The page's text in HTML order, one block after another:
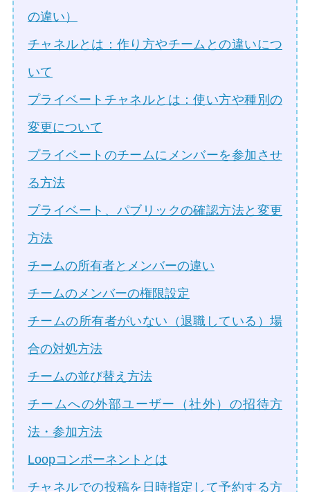
の違い）
チャネルとは：作り方やチームとの違いにつ
いて
プライベートチャネルとは：使い方や種別の
変更について
プライベートのチームにメンバーを参加させ
る方法
プライベート、パブリックの確認方法と変更
方法
チームの所有者とメンバーの違い
チームのメンバーの権限設定
チームの所有者がいない（退職している）場
合の対処方法
チームの並び替え方法
チームへの外部ユーザー（社外）の招待方
法・参加方法
Loopコンポーネントとは
チャネルでの投稿を日時指定して予約する方